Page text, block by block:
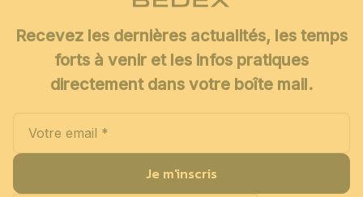
Recevez les dernières actualités, les temps
forts à venir et les infos pratiques
directement dans votre boîte mail.
Je m'inscris